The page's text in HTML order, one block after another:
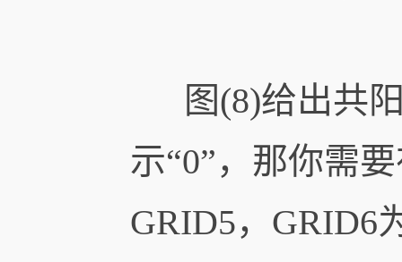
图(8)给出共
示“0”，那你需
GRID5，GRID6